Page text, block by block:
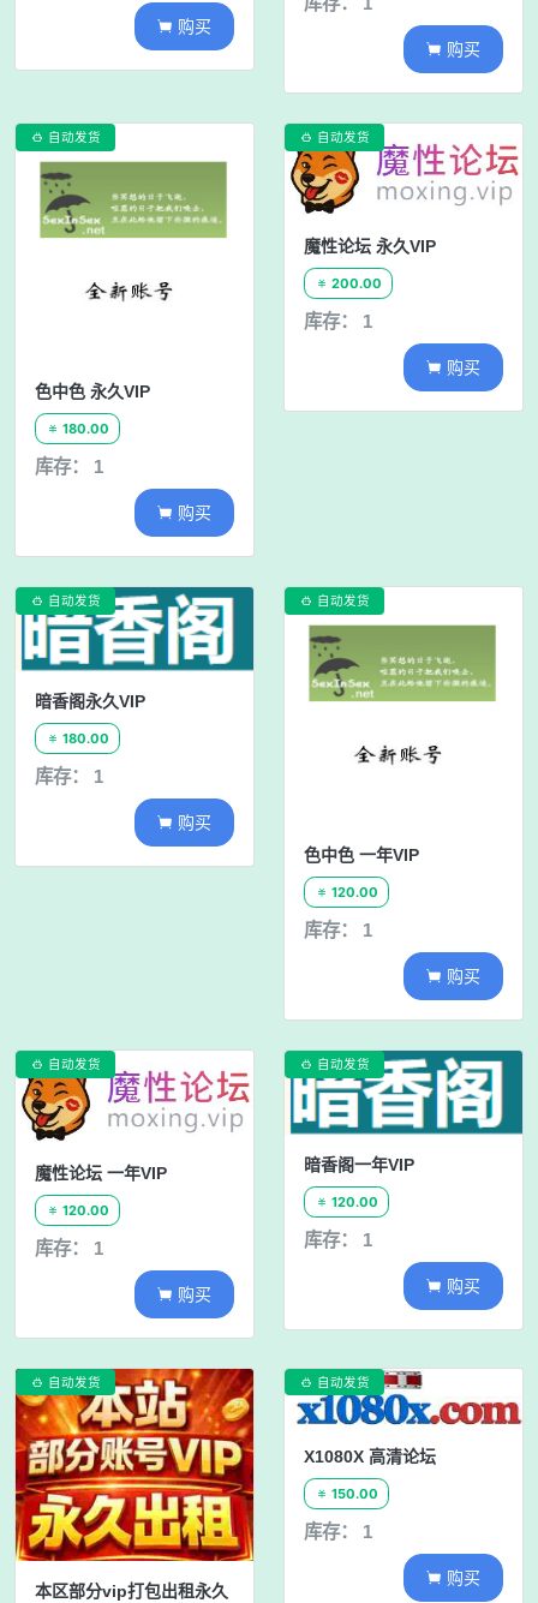
 购买
 购买
 自动发货
色中色 永久VIP
 180.00
库存： 1
 购买
 自动发货
魔性论坛 永久VIP
 200.00
库存： 1
 购买
 自动发货
暗香阁永久VIP
 180.00
库存： 1
 购买
 自动发货
色中色 一年VIP
 120.00
库存： 1
 购买
 自动发货
魔性论坛 一年VIP
 120.00
库存： 1
 购买
 自动发货
暗香阁一年VIP
 120.00
库存： 1
 购买
 自动发货
本区部分vip打包出租永久
 自动发货
X1080X 高清论坛
 150.00
库存： 1
 购买